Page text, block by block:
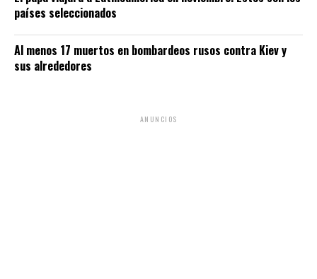
países seleccionados
Al menos 17 muertos en bombardeos rusos contra Kiev y
sus alrededores
ANUNCIOS